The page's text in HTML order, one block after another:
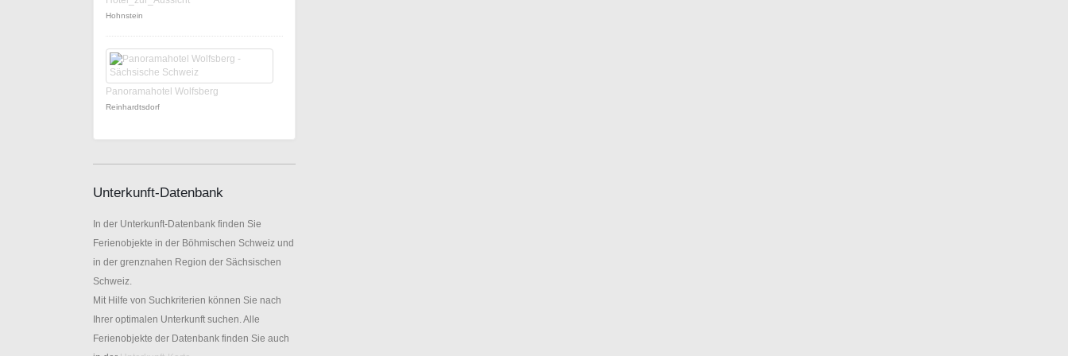
Hohnstein
Panoramahotel Wolfsberg
Reinhardtsdorf
Unterkunft-Datenbank
In der Unterkunft-Datenbank finden Sie
Ferienobjekte in der Böhmischen Schweiz und
in der grenznahen Region der Sächsischen
Schweiz.
Mit Hilfe von Suchkriterien können Sie nach
Ihrer optimalen Unterkunft suchen. Alle
Ferienobjekte der Datenbank finden Sie auch